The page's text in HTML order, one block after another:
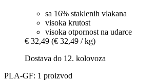
sa 16% staklenih vlakana
visoka krutost
visoka otpornost na udarce
€ 32,49 (€ 32,49 / kg)
Dostava do 12. kolovoza
PLA-GF: 1 proizvod